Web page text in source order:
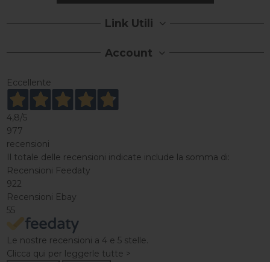
Link Utili
Account
Eccellente
4,8/5
977
recensioni
Il totale delle recensioni indicate include la somma di:
Recensioni Feedaty
922
Recensioni Ebay
55
Le nostre recensioni a 4 e 5 stelle.
Clicca qui per leggerle tutte >